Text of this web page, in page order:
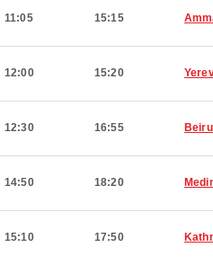
11:05 15:15
12:00 15:20
12:30 16:55
14:50 18:20
15:10 17:50